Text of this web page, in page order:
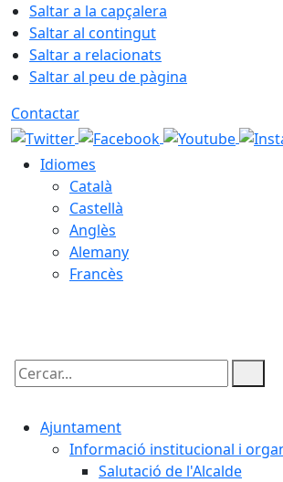
Saltar a la capçalera
Saltar al contingut
Saltar a relacionats
Saltar al peu de pàgina
Contactar
Idiomes
Català
Castellà
Anglès
Alemany
Francès
Cercar:
Ajuntament
Informació institucional i
Salutació de l'Alcalde